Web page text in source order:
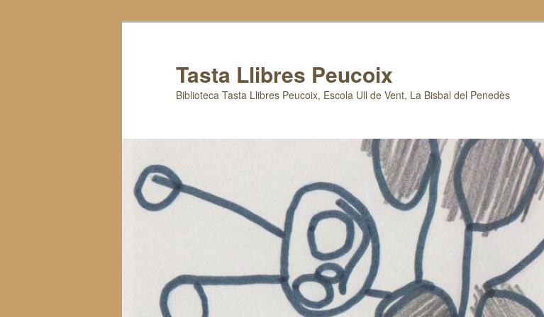
Tasta Llibres Peucoix
Biblioteca Tasta Llibres Peucoix, Escola Ull de Vent, La Bisbal del Penedès